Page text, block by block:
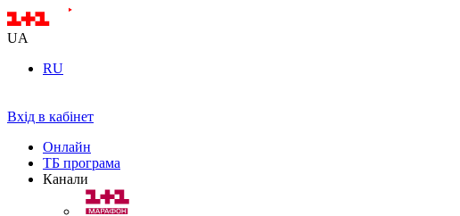
UA
RU
Вхід в кабінет
Онлайн
ТБ програма
Канали